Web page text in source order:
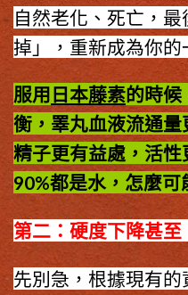
自然老化、死亡，
掉」，重新成為你的
服用 日本藤素的時候
衡，睪丸血液流通
精子更有益處，活
90%都是水，怎麼可
第二：硬度下降甚至
先別急，根據現有